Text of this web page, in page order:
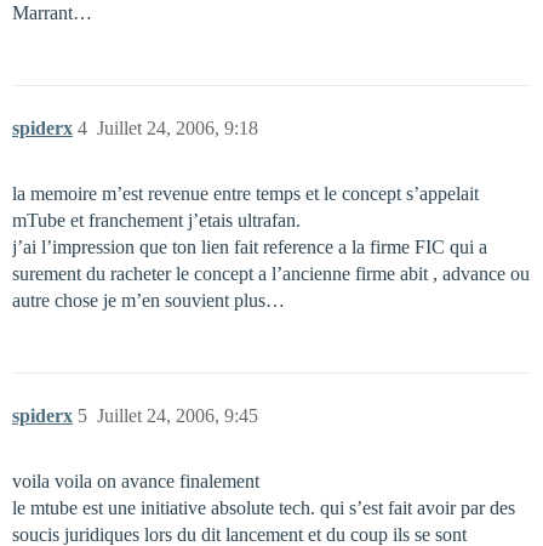
Marrant…
spiderx Juillet 24, 2006, 9:18
4
la memoire m’est revenue entre temps et le concept s’appelait
mTube et franchement j’etais ultrafan.
j’ai l’impression que ton lien fait reference a la firme FIC qui a
surement du racheter le concept a l’ancienne firme abit , advance ou
autre chose je m’en souvient plus…
spiderx Juillet 24, 2006, 9:45
5
voila voila on avance finalement
le mtube est une initiative absolute tech. qui s’est fait avoir par des
soucis juridiques lors du dit lancement et du coup ils se sont